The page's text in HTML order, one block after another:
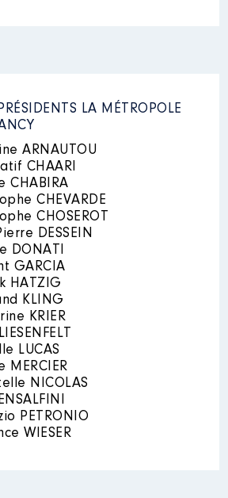
LA MÉTROPOLE
ARNAUTOU
CHAARI
CHABIRA
CHEVARDE
CHOSEROT
DESSEIN
DONATI
GARCIA
HATZIG
KLING
KRIER
LUCAS
MERCIER
NICOLAS
PETRONIO
WIESER